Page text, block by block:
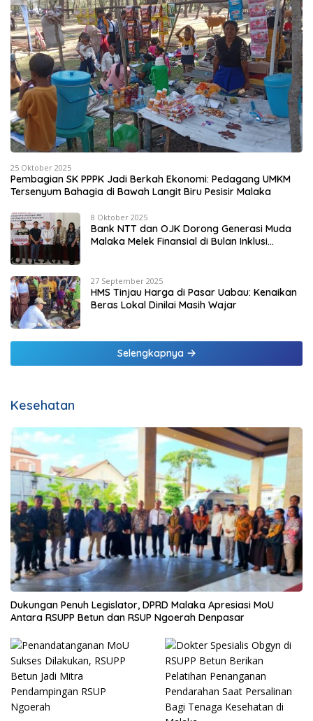
25 Oktober 2025
Pembagian SK PPPK Jadi Berkah Ekonomi: Pedagang UMKM
Tersenyum Bahagia di Bawah Langit Biru Pesisir Malaka
8 Oktober 2025
Bank NTT dan OJK Dorong Generasi Muda
Malaka Melek Finansial di Bulan Inklusi
27 September 2025
HMS Tinjau Harga di Pasar Uabau: Kenaikan
Beras Lokal Dinilai Masih Wajar
Selengkapnya
Kesehatan
Dukungan Penuh Legislator, DPRD Malaka Apresiasi MoU
Antara RSUPP Betun dan RSUP Ngoerah Denpasar